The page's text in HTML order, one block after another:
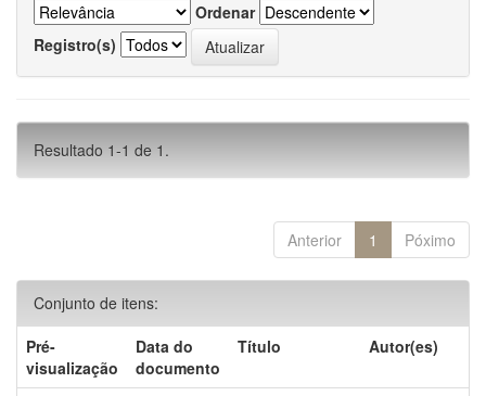
Ordenar
Registro(s)
Resultado 1-1 de 1.
Anterior 1 Póximo
Conjunto de itens:
Pré-
visualização
Data do
documento
Título Autor(es)